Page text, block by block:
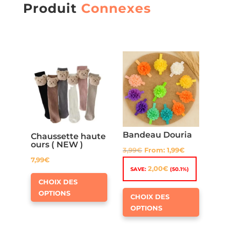
Produit Connexes
Chaussette haute
ours ( NEW )
7,99€
CHOIX DES
OPTIONS
Ce
produit
a
plusieurs
Bandeau Douria
3,99€ From: 1,99€
SAVE: 2,00€ (50.1%)
CHOIX DES
OPTIONS
Ce
a